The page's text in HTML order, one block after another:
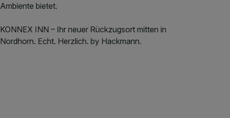
Ambiente bietet.
KONNEX INN – Ihr neuer Rückzugsort mitten in
Nordhorn. Echt. Herzlich. by Hackmann.